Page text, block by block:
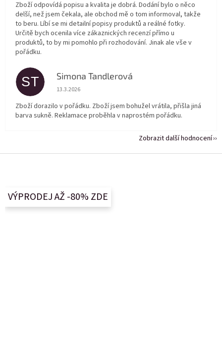
Zboží odpovídá popisu a kvalita je dobrá. Dodání bylo o něco
delší, než jsem čekala, ale obchod mě o tom informoval, takže
to beru. Líbí se mi detailní popisy produktů a reálné fotky.
Určitě bych ocenila více zákaznických recenzí přímo u
produktů, to by mi pomohlo při rozhodování. Jinak ale vše v
pořádku.
ST Simona Tandlerová
Hodnocení obchodu je 5 z 5 hvězdiček.
13.3.2026
Zboží dorazilo v pořádku. Zboží jsem bohužel vrátila, přišla jiná
barva sukně. Reklamace proběhla v naprostém pořádku.
Zobrazit další hodnocení
VÝPRODEJ AŽ -80% ZDE